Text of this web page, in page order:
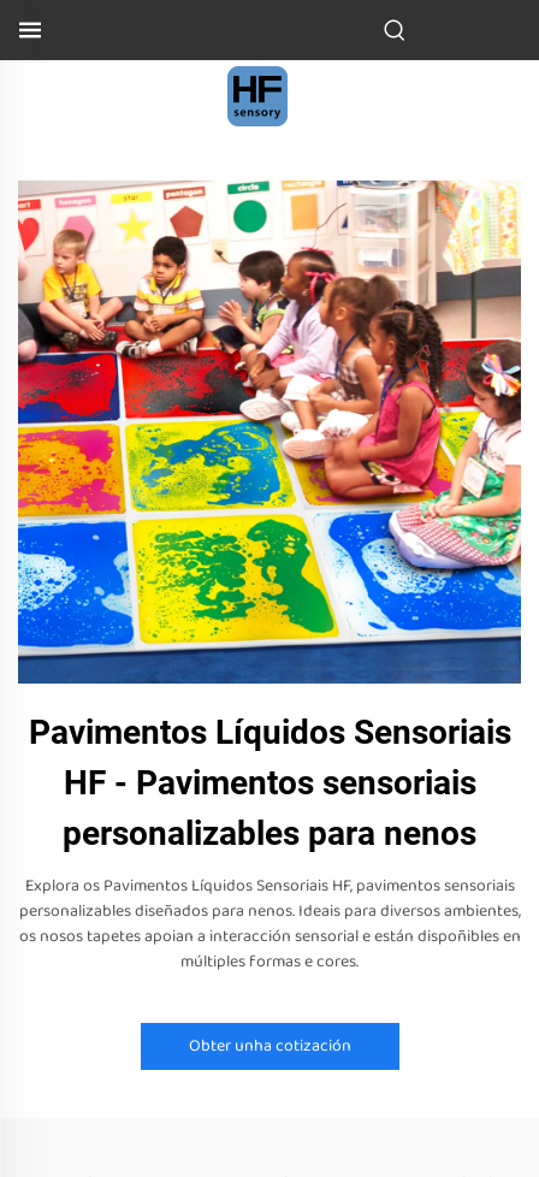
Pavimentos Líquidos Sensoriais
HF - Pavimentos sensoriais
personalizables para nenos
Explora os Pavimentos Líquidos Sensoriais HF, pavimentos sensoriais
personalizables diseñados para nenos. Ideais para diversos ambientes,
os nosos tapetes apoian a interacción sensorial e están dispoñibles en
múltiples formas e cores.
Obter unha cotización